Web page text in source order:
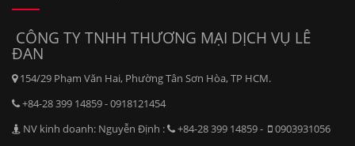
CÔNG TY TNHH THƯƠNG MẠI DỊCH VỤ LÊ
ĐAN
154/29 Phạm Văn Hai, Phường Tân Sơn Hòa, TP HCM.
+84-28 399 14859 - 0918121454
NV kinh doanh: Nguyễn Định :
+84-28 399 14859 -
0903931056